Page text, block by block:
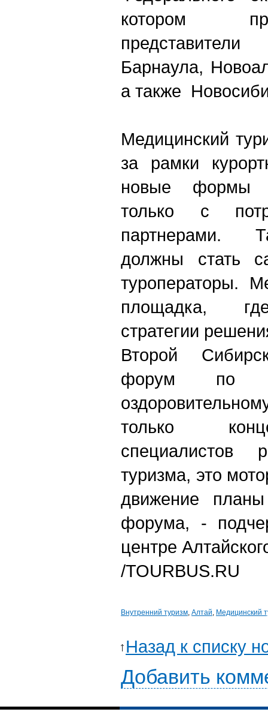
котором
Барнаула,
а также
Медицинский
за рамки
новые формы
только с
партнерами.
должны стать
туроператоры.
площадка,
стратегии
Второй
форум по
только
специалистов
туризма, это
движение
форума, -
центре
/TOURBUS.RU
Внутренний туризм, Алтай, Медицинский
Назад к списку
Добавить